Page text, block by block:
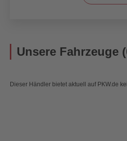
Unsere Fahrzeuge
Dieser Händler bietet aktuell auf PKW.de